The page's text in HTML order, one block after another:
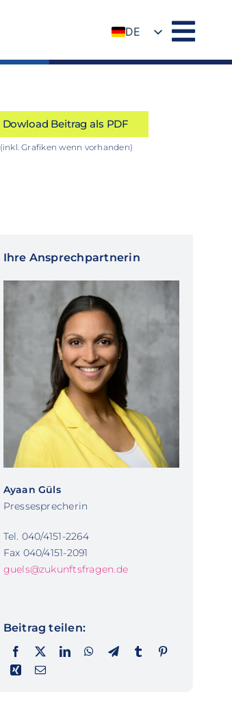
DE
Dowload Beitrag als PDF
(inkl. Grafiken wenn vorhanden)
Ihre Ansprechpartnerin
Ayaan Güls
Pressesprecherin
Tel. 040/4151-2264
Fax 040/4151-2091
guels@zukunftsfragen.de
Beitrag teilen: